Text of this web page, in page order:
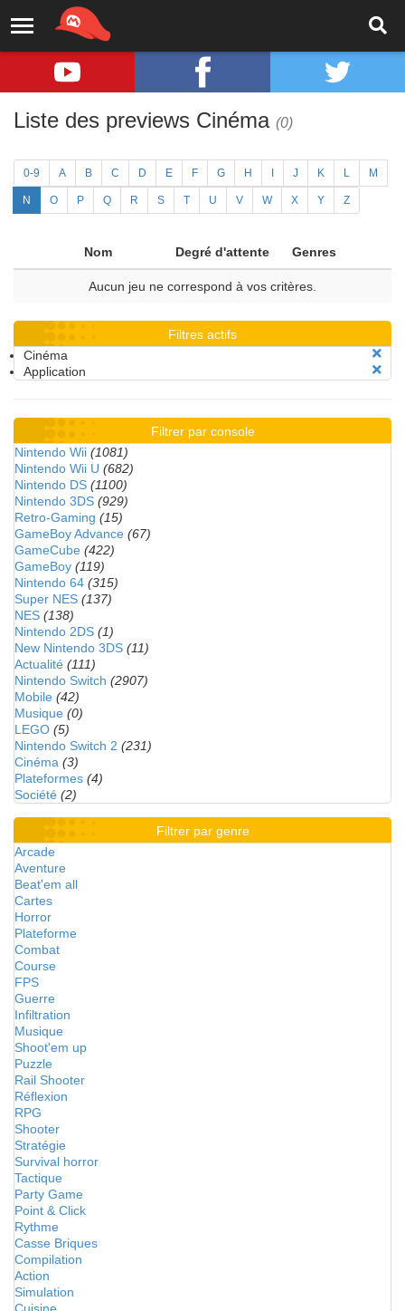
Liste des previews Cinéma (0)
0-9 A B C D E F G H J K L M
N O P Q R S T U V W X Y Z
Nom Degré d'attente Genres
Aucun jeu ne correspond à vos critères.
Filtres actifs
Cinéma
Application
Filtrer par console
Nintendo Wii (1081)
Nintendo Wii U (682)
Nintendo DS (1100)
Nintendo 3DS (929)
Retro-Gaming (15)
GameBoy Advance (67)
GameCube (422)
GameBoy (119)
Nintendo 64 (315)
Super NES (137)
NES (138)
Nintendo 2DS (1)
New Nintendo 3DS (11)
Actualité (111)
Nintendo Switch (2907)
Mobile (42)
Musique (0)
LEGO (5)
Nintendo Switch 2 (231)
Cinéma (3)
Plateformes (4)
Société (2)
Filtrer par genre
Arcade
Aventure
Beat'em all
Cartes
Horror
Plateforme
Combat
Course
FPS
Guerre
Infiltration
Musique
Shoot'em up
Puzzle
Rail Shooter
Réflexion
RPG
Shooter
Stratégie
Survival horror
Tactique
Party Game
Point & Click
Rythme
Casse Briques
Compilation
Action
Simulation